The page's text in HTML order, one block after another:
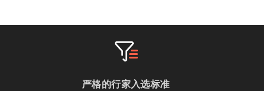
严格的行家入选标准